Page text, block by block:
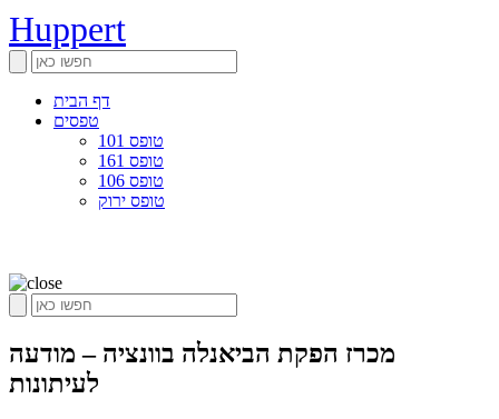
Huppert
דף הבית
טפסים
טופס 101
טופס 161
טופס 106
טופס ירוק
מכרז הפקת הביאנלה בוונציה – מודעה
לעיתונות